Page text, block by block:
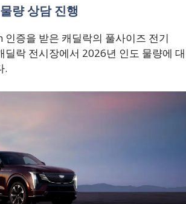
량 상담 진행
증을 받은 캐딜락의 풀사이즈 전기
딜락 전시장에서 2026년 인도 물량에 대
.